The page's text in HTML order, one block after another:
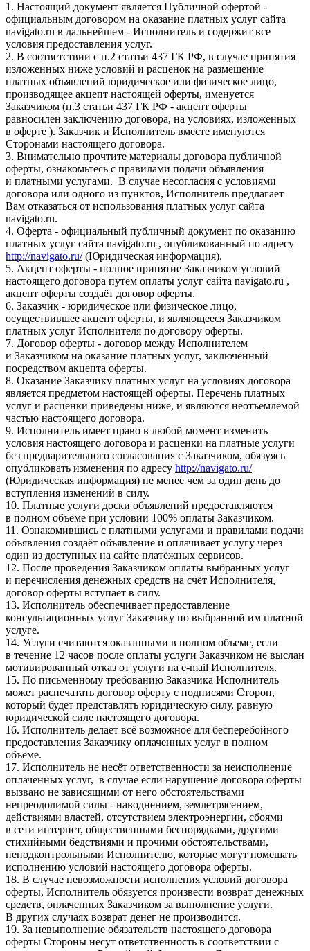
1. Настоящий документ является Публичной офертой -
официальным договором на оказание платных услуг сайта
navigato.ru в дальнейшем - Исполнитель и содержит все
условия предоставления услуг.
2. В соответствии с п.2 статьи 437 ГК РФ, в случае принятия
изложенных ниже условий и расценок на размещение
платных объявлений юридическое или физическое лицо,
производящее акцепт настоящей оферты, именуется
Заказчиком (п.3 статьи 437 ГК РФ - акцепт оферты
равносилен заключению договора, на условиях, изложенных
в оферте ). Заказчик и Исполнитель вместе именуются
Сторонами настоящего договора.
3. Внимательно прочтите материалы договора публичной
оферты, ознакомьтесь с правилами подачи объявления
и платными услугами. В случае несогласия с условиями
договора или одного из пунктов, Исполнитель предлагает
Вам отказаться от использования платных услуг сайта
navigato.ru.
4. Оферта - официальный публичный документ по оказанию
платных услуг сайта navigato.ru , опубликованный по адресу
http://navigato.ru/(Юридическая информация).
5. Акцепт оферты - полное принятие Заказчиком условий
настоящего договора путём оплаты услуг сайта navigato.ru ,
акцепт оферты создаёт договор оферты.
6. Заказчик - юридическое или физическое лицо,
осуществившее акцепт оферты, и являющееся Заказчиком
платных услуг Исполнителя по договору оферты.
7. Договор оферты - договор между Исполнителем
и Заказчиком на оказание платных услуг, заключённый
посредством акцепта оферты.
8. Оказание Заказчику платных услуг на условиях договора
является предметом настоящей оферты. Перечень платных
услуг и расценки приведены ниже, и являются неотъемлемой
частью настоящего договора.
9. Исполнитель имеет право в любой момент изменить
условия настоящего договора и расценки на платные услуги
без предварительного согласования с Заказчиком, обязуясь
опубликовать изменения по адресу http://navigato.ru/
(Юридическая информация) не менее чем за один день до
вступления изменений в силу.
10. Платные услуги доски объявлений предоставляются
в полном объёме при условии 100% оплаты Заказчиком.
11. Ознакомившись с платными услугами и правилами подачи
объявления создаёт объявление и оплачивает услугу через
один из доступных на сайте платёжных сервисов.
12. После проведения Заказчиком оплаты выбранных услуг
и перечисления денежных средств на счёт Исполнителя,
договор оферты вступает в силу.
13. Исполнитель обеспечивает предоставление
консультационных услуг Заказчику по выбранной им платной
услуге.
14. Услуги считаются оказанными в полном объеме, если
в течение 12 часов после оплаты услуги Заказчиком не выслан
мотивированный отказ от услуги на e-mail Исполнителя.
15. По письменному требованию Заказчика Исполнитель
может распечатать договор оферту с подписями Сторон,
который будет представлять юридическую силу, равную
юридической силе настоящего договора.
16. Исполнитель делает всё возможное для бесперебойного
предоставления Заказчику оплаченных услуг в полном
объеме.
17. Исполнитель не несёт ответственности за неисполнение
оплаченных услуг, в случае если нарушение договора оферты
вызвано не зависящими от него обстоятельствами
непреодолимой силы - наводнением, землетрясением,
действиями властей, отсутствием электроэнергии, сбоями
в сети интернет, общественными беспорядками, другими
стихийными бедствиями и прочими обстоятельствами,
неподконтрольными Исполнителю, которые могут помешать
исполнению условий настоящего договора оферты.
18. В случае невозможности исполнения условий договора
оферты, Исполнитель обязуется произвести возврат денежных
средств, оплаченных Заказчиком за выполнение услуги.
В других случаях возврат денег не производится.
19. За невыполнение обязательств настоящего договора
оферты Стороны несут ответственность в соответствии с